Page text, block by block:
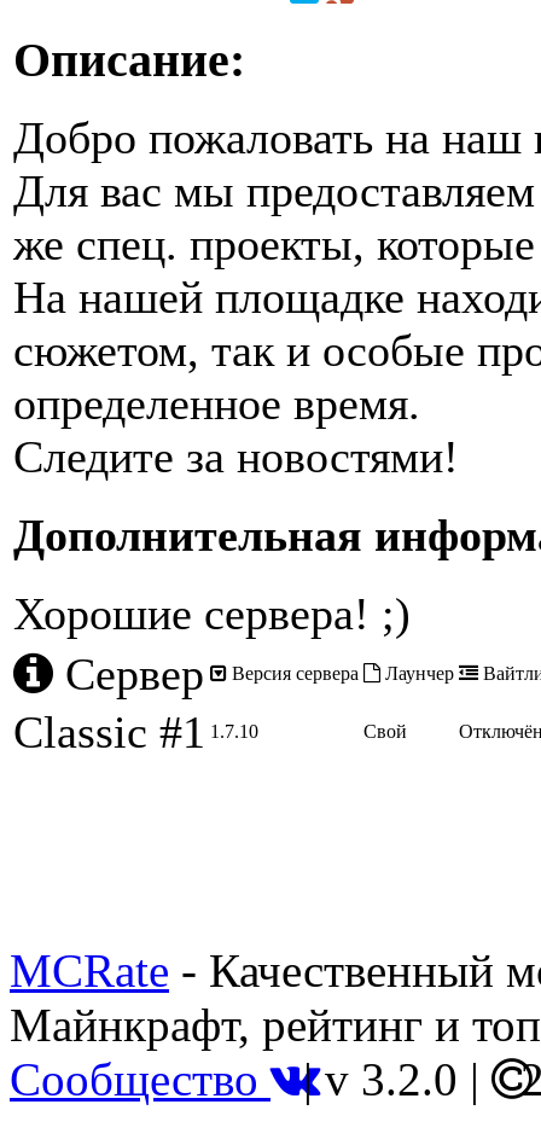
Описание:
Добро пожаловать на наш
Для вас мы
же спец. проекты,
На нашей площадке
сюжетом, так и особые
определенное время.
Следите за новостями!
Дополнительная
Хорошие сервера! ;)
Сервер
Версия сервера Лаунчер
Classic #1 1.7.10 Свой
MCRate - Качественный
Майнкрафт, рейтинг и
Сообщество |v 3.2.0 |